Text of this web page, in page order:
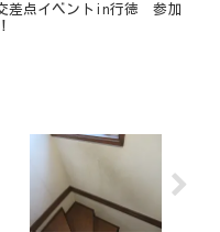
差点イベントin行徳 参加